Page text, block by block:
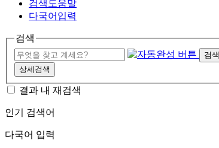
검색도움말
다국어입력
검색
검색
상세검색
결과 내 재검색
인기 검색어
다국어 입력